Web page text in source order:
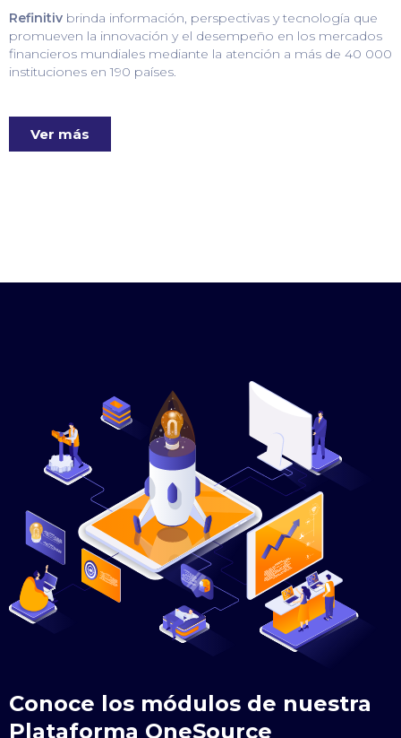
Refinitiv brinda información, perspectivas y tecnología que
promueven la innovación y el desempeño en los mercados
financieros mundiales mediante la atención a más de 40 000
instituciones en 190 países.
Ver más
Conoce los módulos de nuestra
Plataforma OneSource